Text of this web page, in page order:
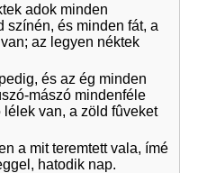
adok minden
színén, és minden fát, a
az legyen néktek
és az ég minden
mászó mindenféle
van, a zöld fûveket
a mit teremtett vala, ímé
hatodik nap.